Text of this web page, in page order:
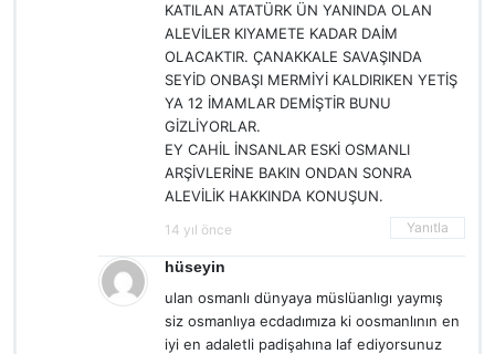
KATILAN ATATÜRK ÜN YANINDA OLAN
ALEVİLER KIYAMETE KADAR DAİM
OLACAKTIR. ÇANAKKALE SAVAŞINDA
SEYİD ONBAŞI MERMİYİ KALDIRIKEN YETİŞ
YA 12 İMAMLAR DEMİŞTİR BUNU
GİZLİYORLAR.
EY CAHİL İNSANLAR ESKİ OSMANLI
ARŞİVLERİNE BAKIN ONDAN SONRA
ALEVİLİK HAKKINDA KONUŞUN.
14 yıl önce Yanıtla
hüseyin
ulan osmanlı dünyaya müslüanlıgı yaymış
siz osmanlıya ecdadımıza ki oosmanlının en
iyi en adaletli padişahına laf ediyorsunuz